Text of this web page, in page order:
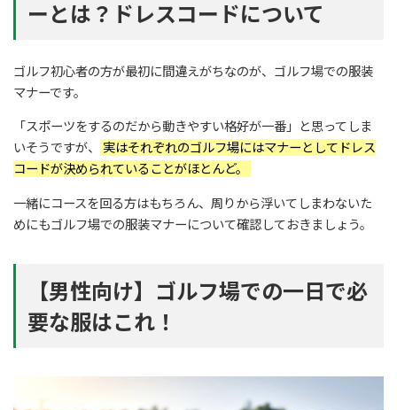
ーとは？ドレスコードについて
ゴルフ初心者の方が最初に間違えがちなのが、ゴルフ場での服装
マナーです。
「スポーツをするのだから動きやすい格好が一番」と思ってしま
いそうですが、
実はそれぞれのゴルフ場にはマナーとしてドレス
コードが決められていることがほとんど。
一緒にコースを回る方はもちろん、周りから浮いてしまわないた
めにもゴルフ場での服装マナーについて確認しておきましょう。
【男性向け】ゴルフ場での一日で必
要な服はこれ！